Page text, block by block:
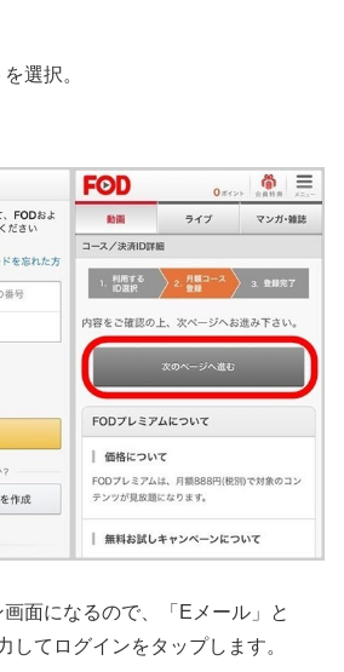
選択。
面になるので、「Eメール」と
してログインをタップします。